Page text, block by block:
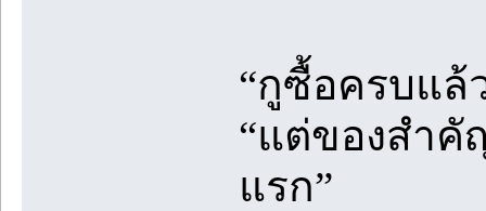
“กูซื้อครบแล้
“แต่ของสำ
แรก”